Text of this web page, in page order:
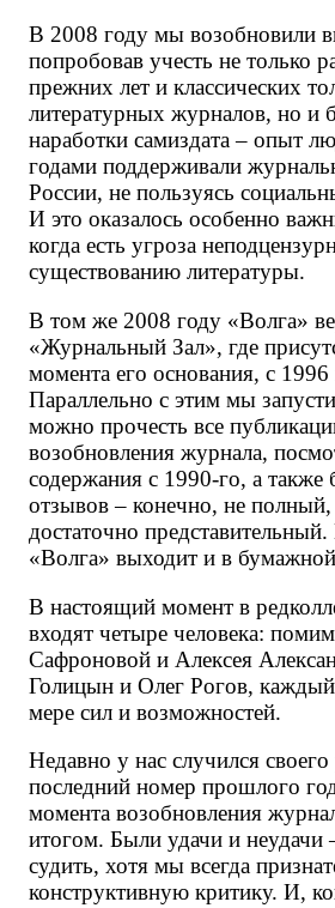
В 2008 году мы возобновили
попробовав учесть не только
прежних лет и классических
литературных журналов, но и
наработки самиздата – опыт
годами поддерживали
России, не пользуясь
И это оказалось особенно
когда есть угроза
существованию литературы.
В том же 2008 году «Волга»
«Журнальный Зал», где
момента его основания, с 1996
Параллельно с этим мы
можно прочесть все
возобновления журнала,
содержания с 1990-го, а также
отзывов – конечно, не полный,
достаточно
«Волга» выходит и в
В настоящий момент в
входят четыре человека:
Сафроновой и Алексея
Голицын и Олег Рогов, каждый
мере сил и возможностей.
Недавно у нас случился
последний номер прошлого
момента возобновления
итогом. Были удачи и неудачи
судить, хотя мы всегда
конструктивную критику. И,